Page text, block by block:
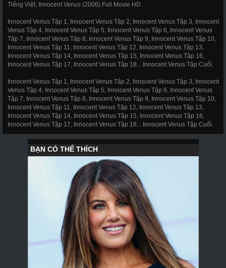
Tiếng Việt, Innocent Venus (2006) Full Movie HD.
Innocent Venus Tập 1, Innocent Venus Tập 2, Innocent Venus Tập 3, Innocent
Venus Tập 4, Innocent Venus Tập 5, Innocent Venus Tập 6, Innocent Venus
Tập 7, Innocent Venus Tập 8, Innocent Venus Tập 9, Innocent Venus Tập 10,
Innocent Venus Tập 11, Innocent Venus Tập 12, Innocent Venus Tập 13,
Innocent Venus Tập 14, Innocent Venus Tập 15, Innocent Venus Tập 16,
Innocent Venus Tập 17, Innocent Venus Tập 18... Innocent Venus Tập Cuối.
Innocent Venus Tập 1, Innocent Venus Tập 2, Innocent Venus Tập 3, Innocent
Venus Tập 4, Innocent Venus Tập 5, Innocent Venus Tập 6, Innocent Venus
Tập 7, Innocent Venus Tập 8, Innocent Venus Tập 9, Innocent Venus Tập 10,
Innocent Venus Tập 11, Innocent Venus Tập 12, Innocent Venus Tập 13,
Innocent Venus Tập 14, Innocent Venus Tập 15, Innocent Venus Tập 16,
Innocent Venus Tập 17, Innocent Venus Tập 18... Innocent Venus Tập Cuối.